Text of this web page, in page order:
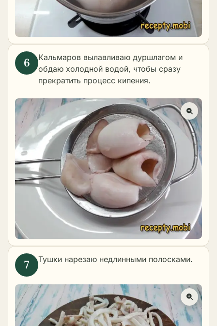
Кальмаров вылавливаю дуршлагом и
обдаю холодной водой, чтобы сразу
прекратить процесс кипения.
Тушки нарезаю недлинными полосками.